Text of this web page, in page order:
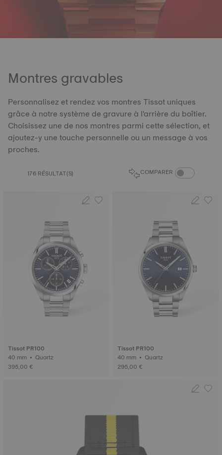
Montres gravables
Personnalisez et rendez vos montres Tissot uniques
grâce à notre système de gravure à l'arrière du boîtier.
Choisissez une de nos montres parmi cette sélection, et
ajoutez-y une touche personnelle ou un message à vos
proches.
176 RÉSULTAT(S) COMPARER BOUTON DU
Tissot PR100
40 mm • Quartz
395,00 €
Tissot PR100
40 mm • Quartz
295,00 €